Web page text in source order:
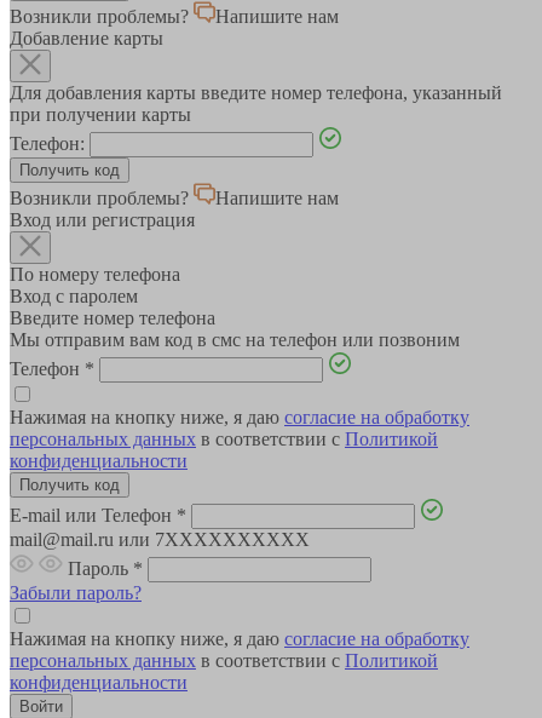
Возникли проблемы?
Напишите нам
Добавление карты
Для добавления карты введите номер телефона, указанный
при получении карты
Телефон:
Возникли проблемы?
Напишите нам
Вход или регистрация
По номеру телефона
Вход с паролем
Введите номер телефона
Мы отправим вам код в смс на телефон или позвоним
Телефон *
Нажимая на кнопку ниже, я даю согласие на обработку
персональных данных в соответствии с Политикой
конфиденциальности
E-mail или Телефон *
mail@mail.ru или 7XXXXXXXXXX
Пароль *
Забыли пароль?
Нажимая на кнопку ниже, я даю согласие на обработку
персональных данных в соответствии с Политикой
конфиденциальности